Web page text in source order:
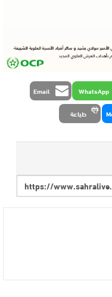
WhatsApp
Email
طباعة